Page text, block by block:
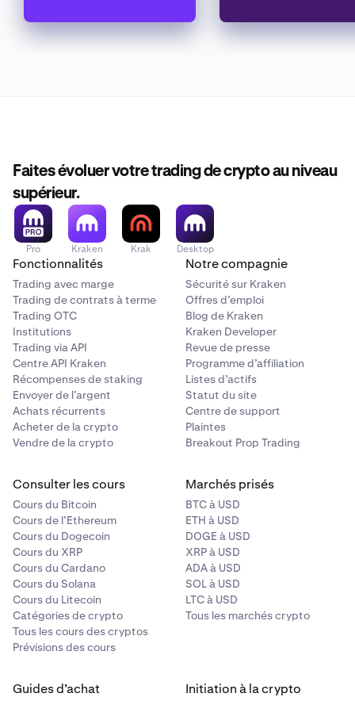
Faites évoluer votre trading de crypto au niveau
supérieur.
Pro Kraken Krak Desktop
Fonctionnalités
Trading avec marge
Trading de contrats à terme
Trading OTC
Institutions
Trading via API
Centre API Kraken
Récompenses de staking
Envoyer de l’argent
Achats récurrents
Acheter de la crypto
Vendre de la crypto
Notre compagnie
Sécurité sur Kraken
Offres d’emploi
Blog de Kraken
Kraken Developer
Revue de presse
Programme d’affiliation
Listes d’actifs
Statut du site
Centre de support
Plaintes
Breakout Prop Trading
Consulter les cours
Cours du Bitcoin
Cours de l’Ethereum
Cours du Dogecoin
Cours du XRP
Cours du Cardano
Cours du Solana
Cours du Litecoin
Catégories de crypto
Tous les cours des cryptos
Prévisions des cours
Marchés prisés
BTC à USD
ETH à USD
DOGE à USD
XRP à USD
ADA à USD
SOL à USD
LTC à USD
Tous les marchés crypto
Guides d’achat Initiation à la crypto